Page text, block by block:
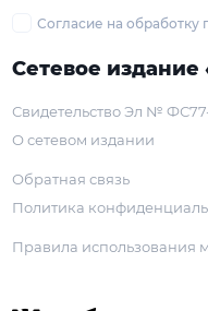
Согласие на обработку
Сетевое
Свидетельство Эл №
О сетевом издании
Обратная связь
Политика
Правила использования